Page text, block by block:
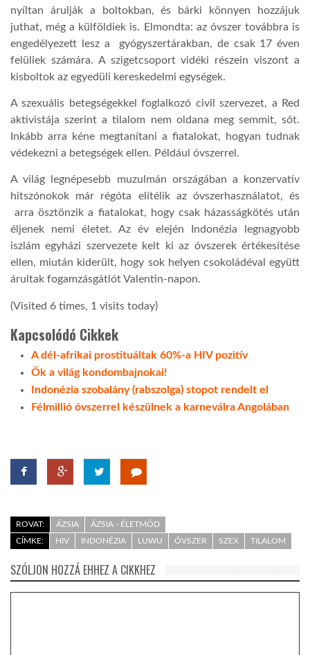
nyíltan árulják a boltokban, és bárki könnyen hozzájuk
juthat, még a külföldiek is. Elmondta: az óvszer továbbra is
engedélyezett lesz a gyógyszertárakban, de csak 17 éven
felüliek számára. A szigetcsoport vidéki részein viszont a
kisboltok az egyedüli kereskedelmi egységek.
A szexuális betegségekkel foglalkozó civil szervezet, a Red
aktivistája szerint a tilalom nem oldana meg semmit, sőt.
Inkább arra kéne megtanítani a fiatalokat, hogyan tudnak
védekezni a betegségek ellen. Például óvszerrel.
A világ legnépesebb muzulmán országában a konzervatív
hitszónokok már régóta elítélik az óvszerhasználatot, és
arra ösztönzik a fiatalokat, hogy csak házasságkötés után
éljenek nemi életet. Az év elején Indonézia legnagyobb
iszlám egyházi szervezete kelt ki az óvszerek értékesítése
ellen, miután kiderült, hogy sok helyen csokoládéval együtt
árultak fogamzásgátlót Valentin-napon.
(Visited 6 times, 1 visits today)
Kapcsolódó Cikkek
A dél-afrikai prostituáltak 60%-a HIV pozitív
Ők a világ kondombajnokai!
Indonézia szobalány (rabszolga) stopot rendelt el
Félmillió óvszerrel készülnek a karneválra Angolában
ROVAT: ÁZSIA
ÁZSIA - ÉLETMÓD
CÍMKE:
HIV INDONÉZIA LUWU ÓVSZER SZEX TILALOM
SZÓLJON HOZZÁ EHHEZ A CIKKHEZ